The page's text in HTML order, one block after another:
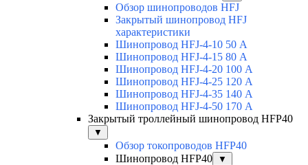
Обзор шинопроводов HFJ
Закрытый шинопровод HFJ
характеристики
Шинопровод HFJ-4-10 50 А
Шинопровод HFJ-4-15 80 А
Шинопровод HFJ-4-20 100 А
Шинопровод HFJ-4-25 120 А
Шинопровод HFJ-4-35 140 А
Шинопровод HFJ-4-50 170 А
Закрытый троллейный шинопровод HFP40
▼
Обзор токопроводов HFP40
Шинопровод HFP40
▼